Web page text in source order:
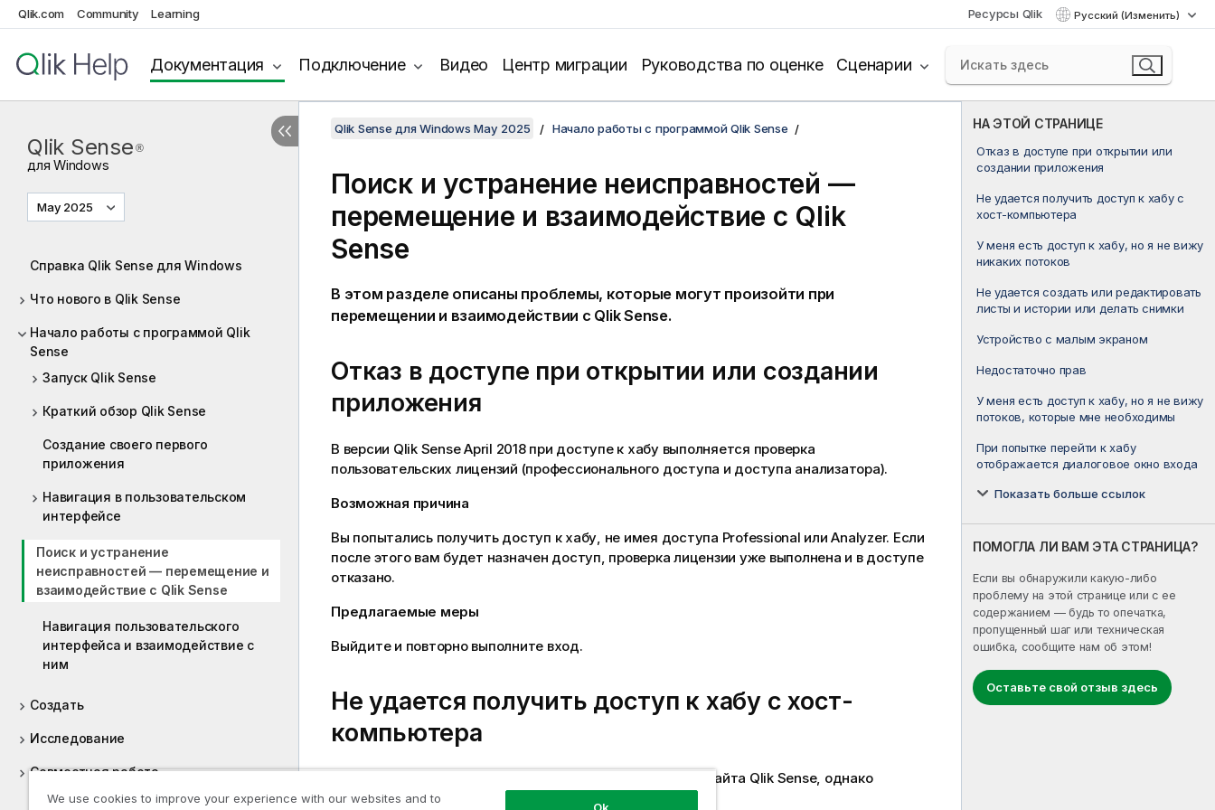
Qlik.com Community Learning Ресурсы Qlik Русский (Изменить)
Документация Подключение Видео Центр миграции Руководства по оценке Сценарии
Qlik Sense ®
для Windows
May 2025
Справка Qlik Sense для Windows
Что нового в Qlik Sense
Начало работы с программой Qlik
Sense
Запуск Qlik Sense
Краткий обзор Qlik Sense
Создание своего первого
приложения
Навигация в пользовательском
интерфейсе
Поиск и устранение
неисправностей — перемещение и
взаимодействие с Qlik Sense
Навигация пользовательского
интерфейса и взаимодействие с
ним
Создать
Исследование
Совместная работа
Помощь разработчикам
НА ЭТОЙ СТРАНИЦЕ
Отказ в доступе при открытии или
создании приложения
Не удается получить доступ к хабу с
хост-компьютера
У меня есть доступ к хабу, но я не вижу
никаких потоков
Не удается создать или редактировать
листы и истории или делать снимки
Устройство с малым экраном
Недостаточно прав
У меня есть доступ к хабу, но я не вижу
потоков, которые мне необходимы
При попытке перейти к хабу
отображается диалоговое окно входа
Показать больше ссылок
ПОМОГЛА ЛИ ВАМ ЭТА СТРАНИЦА?
Если вы обнаружили какую-либо
проблему на этой странице или с ее
содержанием — будь то опечатка,
пропущенный шаг или техническая
ошибка, сообщите нам об этом!
Оставьте свой отзыв здесь
Qlik Sense для Windows May 2025 Начало работы с программой Qlik Sense
Поиск и устранение неисправностей —
перемещение и взаимодействие с Qlik
Sense
В этом разделе описаны проблемы, которые могут произойти при
перемещении и взаимодействии с Qlik Sense.
Отказ в доступе при открытии или создании
приложения
В версии Qlik SenseApril 2018 при доступе к хабу выполняется проверка
пользовательских лицензий (профессионального доступа и доступа анализатора).
Возможная причина
Вы попытались получить доступ к хабу, не имея доступа Professional или Analyzer. Если
после этого вам будет назначен доступ, проверка лицензии уже выполнена и в доступе
отказано.
Предлагаемые меры
Выйдите и повторно выполните вход.
Не удается получить доступ к хабу с хост-
компьютера
Я пытаюсь получить доступ к хабу с хост-компьютера сайта Qlik Sense, однако
браузер отображает ошибку
We use cookies to improve your experience with our websites and to